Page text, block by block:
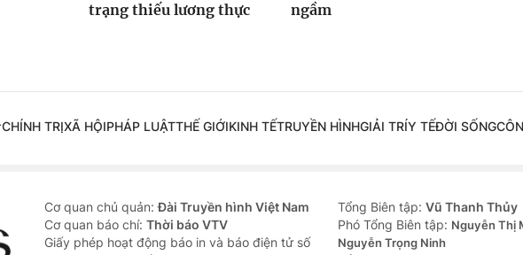
trạng thiếu lương thực
ngầm
CHÍNH TRỊXÃ HỘIPHÁP LUẬTTHẾ GIỚIKINH TẾTRUYỀN HÌNHGIẢI TRÍY TẾĐỜI SỐNG
Cơ quan chủ quản:Đài Truyền hình Việt Nam
Cơ quan báo chí: Thời báo VTV
Giấy phép hoạt động báo in và báo điện tử số
Tổng Biên tập: Vũ Thanh Thủy
Phó Tổng Biên tập: Nguyễn Thị
Nguyễn Trọng Ninh